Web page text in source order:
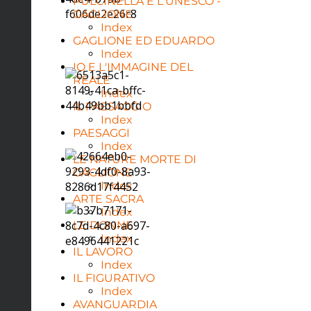
GAGLIONE
Index
GAGLIONE ED EDUARDO
Index
IO E L'IMMAGINE DEL
REALE
Index
IL PAESAGGIO
Index
PAESAGGI
Index
LE NATURE MORTE DI
GAGLIONE
Index
ARTE SACRA
Index
LE DONNE
Index
IL LAVORO
Index
IL FIGURATIVO
Index
AVANGUARDIA